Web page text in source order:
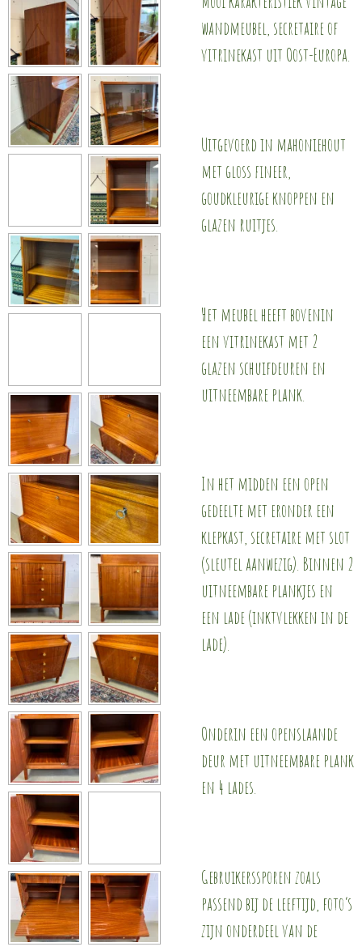
wandmeubel, secretaire of
vitrinekast uit Oost-Europa.
Uitgevoerd in mahoniehout
met gloss fineer,
goudkleurige knoppen en
glazen ruitjes.
Het meubel heeft bovenin
een vitrinekast met 2
glazen schuifdeuren en
uitneembare plank.
In het midden een open
gedeelte met eronder een
klepkast, secretaire met slot
(sleutel aanwezig). Binnen 2
uitneembare plankjes en
een lade (inktvlekken in de
lade).
Onderin een openslaande
deur met uitneembare plank
en 4 lades.
Gebruikerssporen zoals
passend bij de leeftijd, foto’s
zijn onderdeel van de